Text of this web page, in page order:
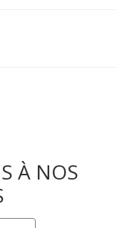
À NOS